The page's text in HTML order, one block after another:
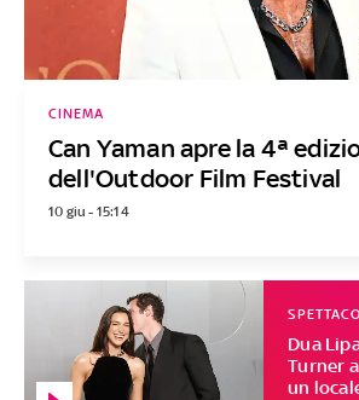
Can Yaman apre la 4ª
dell'Outdoor Film Festival
CINEMA
10 giu - 15:14
Dua
Turner
un